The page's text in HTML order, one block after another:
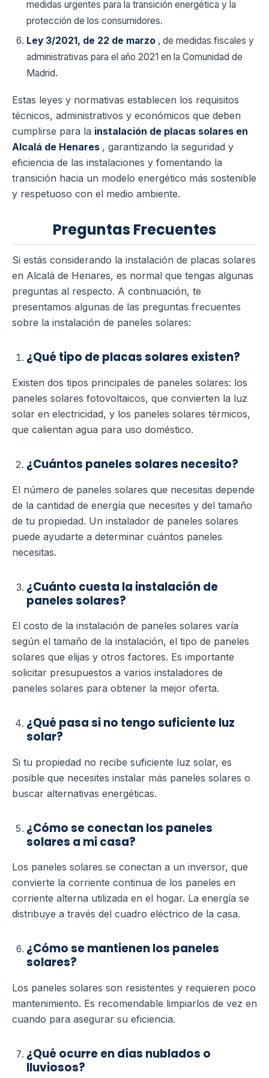
medidas urgentes para la transición energética y la
protección de los consumidores.
Ley 3/2021, de 22 de marzo , de medidas fiscales y
administrativas para el año 2021 en la Comunidad de
Madrid.
Estas leyes y normativas establecen los requisitos
técnicos, administrativos y económicos que deben
cumplirse para la instalación de placas solares en
Alcalá de Henares , garantizando la seguridad y
eficiencia de las instalaciones y fomentando la
transición hacia un modelo energético más sostenible
y respetuoso con el medio ambiente.
Preguntas Frecuentes
Si estás considerando la instalación de placas solares
en Alcalá de Henares, es normal que tengas algunas
preguntas al respecto. A continuación, te
presentamos algunas de las preguntas frecuentes
sobre la instalación de paneles solares:
¿Qué tipo de placas solares existen?
Existen dos tipos principales de paneles solares: los
paneles solares fotovoltaicos, que convierten la luz
solar en electricidad, y los paneles solares térmicos,
que calientan agua para uso doméstico.
¿Cuántos paneles solares necesito?
El número de paneles solares que necesitas depende
de la cantidad de energía que necesites y del tamaño
de tu propiedad. Un instalador de paneles solares
puede ayudarte a determinar cuántos paneles
necesitas.
¿Cuánto cuesta la instalación de
paneles solares?
El costo de la instalación de paneles solares varía
según el tamaño de la instalación, el tipo de paneles
solares que elijas y otros factores. Es importante
solicitar presupuestos a varios instaladores de
paneles solares para obtener la mejor oferta.
¿Qué pasa si no tengo suficiente luz
solar?
Si tu propiedad no recibe suficiente luz solar, es
posible que necesites instalar más paneles solares o
buscar alternativas energéticas.
¿Cómo se conectan los paneles
solares a mi casa?
Los paneles solares se conectan a un inversor, que
convierte la corriente continua de los paneles en
corriente alterna utilizada en el hogar. La energía se
distribuye a través del cuadro eléctrico de la casa.
¿Cómo se mantienen los paneles
solares?
Los paneles solares son resistentes y requieren poco
mantenimiento. Es recomendable limpiarlos de vez en
cuando para asegurar su eficiencia.
¿Qué ocurre en días nublados o
lluviosos?